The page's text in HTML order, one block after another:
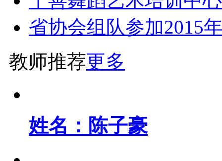
省协会组队参加2015
教师推荐更多
姓名：陈子豪